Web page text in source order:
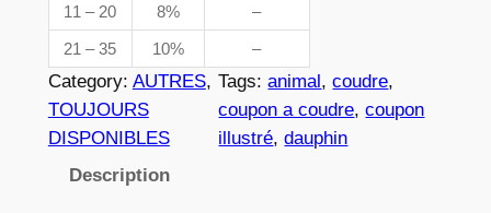
3
,
d
7
8
1
11 – 20
8%
–
21 – 35
10% –
Category: AUTRES
TOUJOURS
DISPONIBLES
Tags:animal, coudre
coupon a coudre, coupon
illustré, dauphin
Description